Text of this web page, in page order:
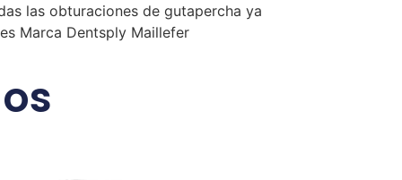
las obturaciones de gutapercha ya
Marca Dentsply Maillefer